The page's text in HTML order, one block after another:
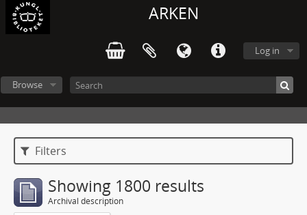
ARKEN
Log in
Browse
Filters
Showing 1800 results
Archival description